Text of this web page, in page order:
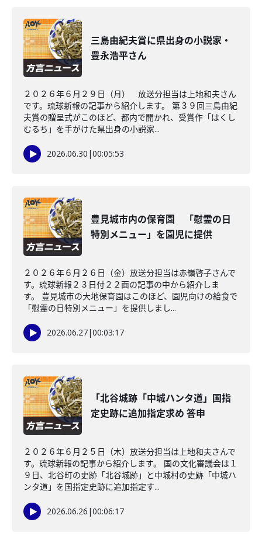
三島由紀夫賞に県出身の小説家・
豊永浩平さん
２０２６年６月２９日（月） 放送分担当は上地和夫さん
です。琉球新報の記事から紹介します。 第３９回三島由紀
夫賞の贈呈式がこのほど、都内で開かれ、受賞作「はくし
むるち」を手がけた県出身の小説家...
2026.06.30 |00:05:53
豊見城市内の保育園 「慰霊の日
特別メニュー」を園児に提供
２０２６年６月２６日（金）放送分担当は赤嶺啓子さんで
す。琉球新報２３日付２２面の記事の中から紹介しま
す。 豊見城市の大地保育園はこのほど、園児向けの給食で
「慰霊の日特別メニュー」を提供しまし...
2026.06.27|00:03:17
「北谷城跡「中城ハンタ道」国指
定史跡に追加指定求め 答申
２０２６年６月２５日（木）放送分担当は上地和夫さんで
す。琉球新報の記事から紹介します。 国の文化審議会は１
９日、北谷町の史跡「北谷城跡」と中城村の史跡「中城ハ
ンタ道」を国指定史跡に追加指定す...
2026.06.26 |00:06:17